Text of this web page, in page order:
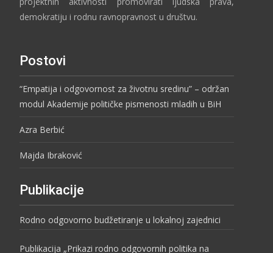
demokratiju i rodnu ravnopravnost u društvu.
Postovi
“Empatija i odgovornost za životnu sredinu” – održan
modul Akademije političke pismenosti mladih u BiH
Azra Berbić
Majda Ibraković
Publikacije
Rodno odgovorno budžetiranje u lokalnoj zajednici
Publikacija „Prikazi rodno odgovornih politika na